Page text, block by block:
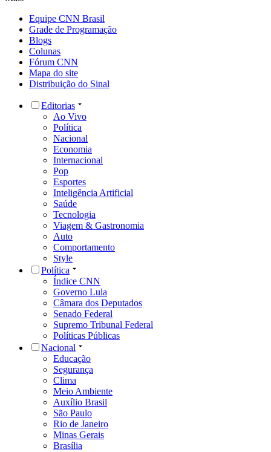
Equipe CNN Brasil
Grade de Programação
Blogs
Colunas
Fórum CNN
Mapa do site
Distribuição do Sinal
Editorias
Ao Vivo
Política
Nacional
Economia
Internacional
Pop
Esportes
Inteligência Artificial
Saúde
Tecnologia
Viagem & Gastronomia
Auto
Comportamento
Style
Política
Índice CNN
Governo Lula
Câmara dos Deputados
Senado Federal
Supremo Tribunal Federal
Políticas Públicas
Nacional
Educação
Segurança
Clima
Meio Ambiente
Auxílio Brasil
São Paulo
Rio de Janeiro
Minas Gerais
Brasília